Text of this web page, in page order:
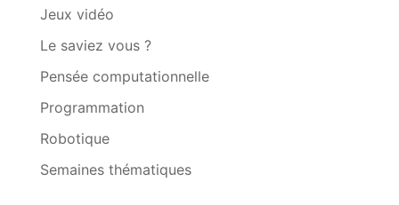
Jeux vidéo
Le saviez vous ?
Pensée computationnelle
Programmation
Robotique
Semaines thématiques